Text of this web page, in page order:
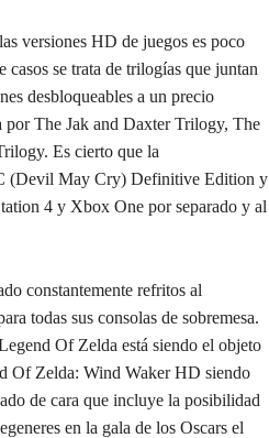
versiones HD de juegos es poco
se trata de trilogías que juntan
desbloqueables a un precio
por The Jak and Daxter Trilogy, The
Es cierto que la
(Devil May Cry) Definitive Edition y
4 y Xbox One por separado y al
constantemente refritos al
todas sus consolas de sobremesa.
Of Zelda está siendo el objeto
Of Zelda: Wind Waker HD siendo
de cara que incluye la posibilidad
en la gala de los Oscars el